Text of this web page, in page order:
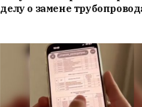
делу о замене